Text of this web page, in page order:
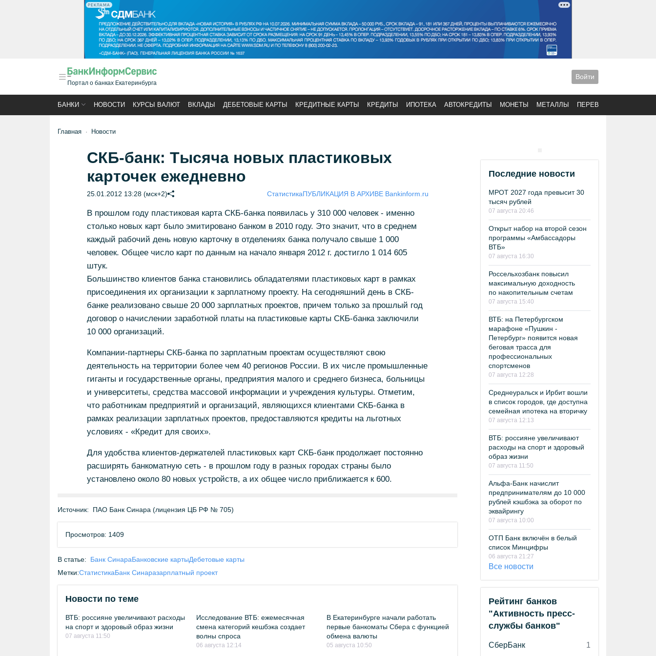
РЕКЛАМА
Портал о банках Екатеринбурга
Войти
БАНКИ НОВОСТИ КУРСЫ ВАЛЮТ ВКЛАДЫ ДЕБЕТОВЫЕ КАРТЫ КРЕДИТНЫЕ КАРТЫ КРЕДИТЫ ИПОТЕКА АВТОКРЕДИТЫ МОНЕТЫ МЕТАЛЛЫ ПЕРЕВОДЫ
Главная Новости
СКБ-банк: Тысяча новых пластиковых
карточек ежедневно
25.01.2012 13:28 (мск+2) СтатистикаПУБЛИКАЦИЯ В АРХИВЕ Bankinform.ru
В прошлом году пластиковая карта СКБ-банка появилась у 310 000 человек - именно
столько новых карт было эмитировано банком в 2010 году. Это значит, что в среднем
каждый рабочий день новую карточку в отделениях банка получало свыше 1 000
человек. Общее число карт по данным на начало января 2012 г. достигло 1 014 605
штук.
Большинство клиентов банка становились обладателями пластиковых карт в рамках
присоединения их организации к зарплатному проекту. На сегодняшний день в СКБ-
банке реализовано свыше 20 000 зарплатных проектов, причем только за прошлый год
договор о начислении заработной платы на пластиковые карты СКБ-банка заключили
10 000 организаций.
Компании-партнеры СКБ-банка по зарплатным проектам осуществляют свою
деятельность на территории более чем 40 регионов России. В их числе промышленные
гиганты и государственные органы, предприятия малого и среднего бизнеса, больницы
и университеты, средства массовой информации и учреждения культуры. Отметим,
что работникам предприятий и организаций, являющихся клиентами СКБ-банка в
рамках реализации зарплатных проектов, предоставляются кредиты на льготных
условиях - «Кредит для своих».
Для удобства клиентов-держателей пластиковых карт СКБ-банк продолжает постоянно
расширять банкоматную сеть - в прошлом году в разных городах страны было
установлено около 80 новых устройств, а их общее число приближается к 600.
Источник: ПАО Банк Синара (лицензия ЦБ РФ № 705)
Просмотров: 1409
В статье: Банк СинараБанковские картыДебетовые карты
Метки:СтатистикаБанк Синаразарплатный проект
Новости по теме
ВТБ: россияне увеличивают расходы
на спорт и здоровый образ жизни
07 августа 11:50
Исследование ВТБ: ежемесячная
смена категорий кешбэка создает
волны спроса
06 августа 12:14
В Екатеринбурге начали работать
первые банкоматы Сбера с функцией
обмена валюты
05 августа 10:50
Последние новости
МРОТ 2027 года превысит 30
тысяч рублей
07 августа 20:46
Открыт набор на второй сезон
программы «Амбассадоры
ВТБ»
07 августа 16:30
Россельхозбанк повысил
максимальную доходность
по накопительным счетам
07 августа 15:40
ВТБ: на Петербургском
марафоне «Пушкин -
Петербург» появится новая
беговая трасса для
профессиональных
спортсменов
07 августа 12:28
Среднеуральск и Ирбит вошли
в список городов, где доступна
семейная ипотека на вторичку
07 августа 12:13
ВТБ: россияне увеличивают
расходы на спорт и здоровый
образ жизни
07 августа 11:50
Альфа-Банк начислит
предпринимателям до 10 000
рублей кэшбэка за оборот по
эквайрингу
07 августа 10:00
ОТП Банк включён в белый
список Минцифры
06 августа 21:27
Все новости
Рейтинг банков
"Активность пресс-
службы банков"
СберБанк
1